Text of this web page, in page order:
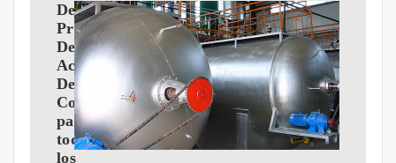
De
Prensa
De
Aceite
De
Coco
para
todos
los